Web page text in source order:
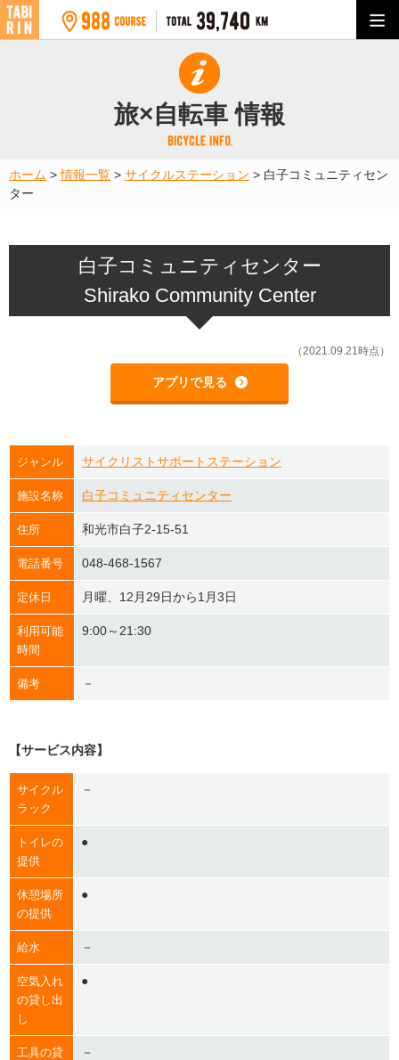
旅×自転車 情報
ホーム >情報一覧 > サイクルステーション > 白子コミュニティセン
ター
白子コミュニティセンター
Shirako Community Center
（2021.09.21時点）
アプリで見る
ジャンル サイクリストサポートステーション
施設名称 白子コミュニティセンター
住所 和光市白子2-15-51
電話番号 048-468-1567
定休日 月曜、12月29日から1月3日
利用可能
時間
9:00～21:30
備考 －
【サービス内容】
サイクル
ラック
－
トイレの
提供
●
休憩場所
の提供
●
給水 －
空気入れ
の貸し出
し
●
工具の貸
－